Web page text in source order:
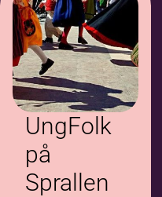
UngFolk
på
Sprallen